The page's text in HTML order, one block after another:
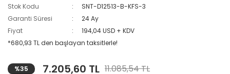
Stok Kodu
SNT-D12513-B-KFS-3
Garanti Süresi
24 Ay
Fiyat
194,04 USD + KDV
*680,93 TL den başlayan taksitlerle!
%35 7.205,60 TL 11.085,54 TL